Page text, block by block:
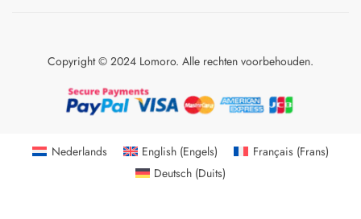
Copyright © 2024 Lomoro. Alle rechten voorbehouden.
Nederlands English (Engels) Français(Frans)
Deutsch (Duits)